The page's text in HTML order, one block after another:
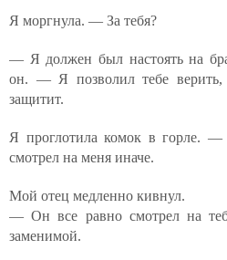
Я моргнула. — За тебя?
— Я должен был настоять на
он. — Я позволил тебе
защитит.
Я проглотила комок в горле.
смотрел на меня иначе.
Мой отец медленно кивнул.
— Он все равно смотрел на
заменимой.